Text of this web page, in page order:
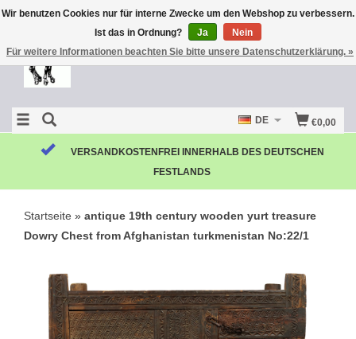
€0,00
DE
VERSANDKOSTENFREI INNERHALB DES DEUTSCHEN
FESTLANDS
Startseite » antique 19th century wooden yurt treasure
Dowry Chest from Afghanistan turkmenistan No:22/1
Wir benutzen Cookies nur für interne Zwecke um den Webshop zu verbessern.
Ist das in Ordnung?
Ja
Nein
Für weitere Informationen beachten Sie bitte unsere Datenschutzerklärung. »